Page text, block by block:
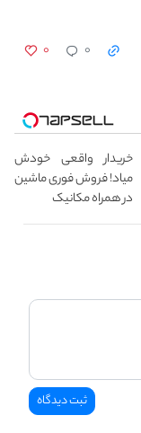
۰ ۰
خریدار واقعی خودش
میاد! فروش فوری ماشین
در همراه مکانیک